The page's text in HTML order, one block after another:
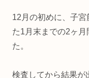
12月の初めに、子
た1月末までの2ヶ
た。
検査してから結果が